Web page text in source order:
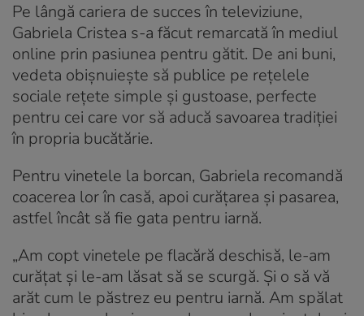
Pe lângă cariera de succes în televiziune,
Gabriela Cristea s-a făcut remarcată în mediul
online prin pasiunea pentru gătit. De ani buni,
vedeta obișnuiește să publice pe rețelele
sociale rețete simple și gustoase, perfecte
pentru cei care vor să aducă savoarea tradiției
în propria bucătărie.
Pentru vinetele la borcan, Gabriela recomandă
coacerea lor în casă, apoi curățarea și pasarea,
astfel încât să fie gata pentru iarnă.
„Am copt vinetele pe flacără deschisă, le-am
curățat și le-am lăsat să se scurgă. Și o să vă
arăt cum le păstrez eu pentru iarnă. Am spălat